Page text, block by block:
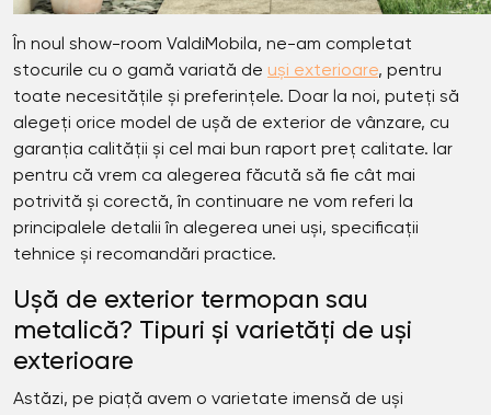
În noul show-room ValdiMobila, ne-am completat
stocurile cu o gamă variată de uși exterioare, pentru
toate necesitățile și preferințele. Doar la noi, puteți să
alegeți orice model de ușă de exterior de vânzare, cu
garanția calității și cel mai bun raport preț calitate. Iar
pentru că vrem ca alegerea făcută să fie cât mai
potrivită și corectă, în continuare ne vom referi la
principalele detalii în alegerea unei uși, specificații
tehnice și recomandări practice.
Ușă de exterior termopan sau
metalică? Tipuri și varietăți de uși
exterioare
Astăzi, pe piață avem o varietate imensă de uși